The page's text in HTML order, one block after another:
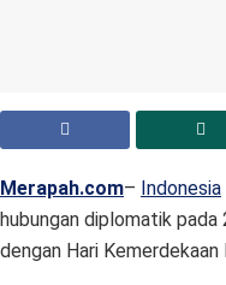
Merapah.com– Indonesia
hubungan diplomatik
dengan Hari